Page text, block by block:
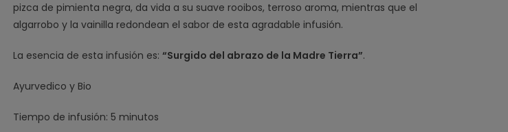
pizca de pimienta negra, da vida a su suave rooibos, terroso aroma, mientras que el
algarrobo y la vainilla redondean el sabor de esta agradable infusión.
La esencia de esta infusión es: “Surgido del abrazo de la Madre Tierra”.
Ayurvedico y Bio
Tiempo de infusión: 5 minutos